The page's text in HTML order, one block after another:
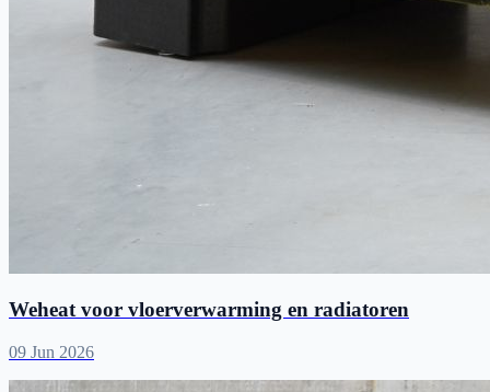
Weheat voor vloerverwarming en radiatoren
09 Jun 2026